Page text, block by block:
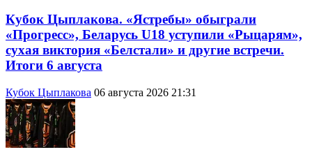
Кубок Цыплакова. «Ястребы» обыграли
«Прогресс», Беларусь U18 уступили «Рыцарям»,
сухая виктория «Белстали» и другие встречи.
Итоги 6 августа
Кубок Цыплакова 06 августа 2026 21:31